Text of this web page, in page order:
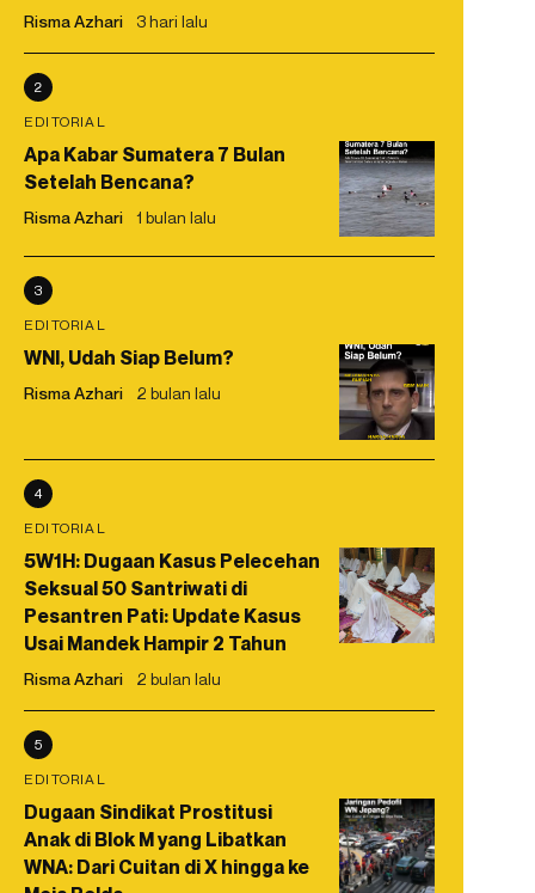
Risma Azhari 3 hari lalu
2
EDITORIAL
Apa Kabar Sumatera 7 Bulan
Setelah Bencana?
Risma Azhari 1 bulan lalu
3
EDITORIAL
WNI, Udah Siap Belum?
Risma Azhari 2 bulan lalu
4
EDITORIAL
5W1H: Dugaan Kasus Pelecehan
Seksual 50 Santriwati di
Pesantren Pati: Update Kasus
Usai Mandek Hampir 2 Tahun
Risma Azhari 2 bulan lalu
5
EDITORIAL
Dugaan Sindikat Prostitusi
Anak di Blok M yang Libatkan
WNA: Dari Cuitan di X hingga ke